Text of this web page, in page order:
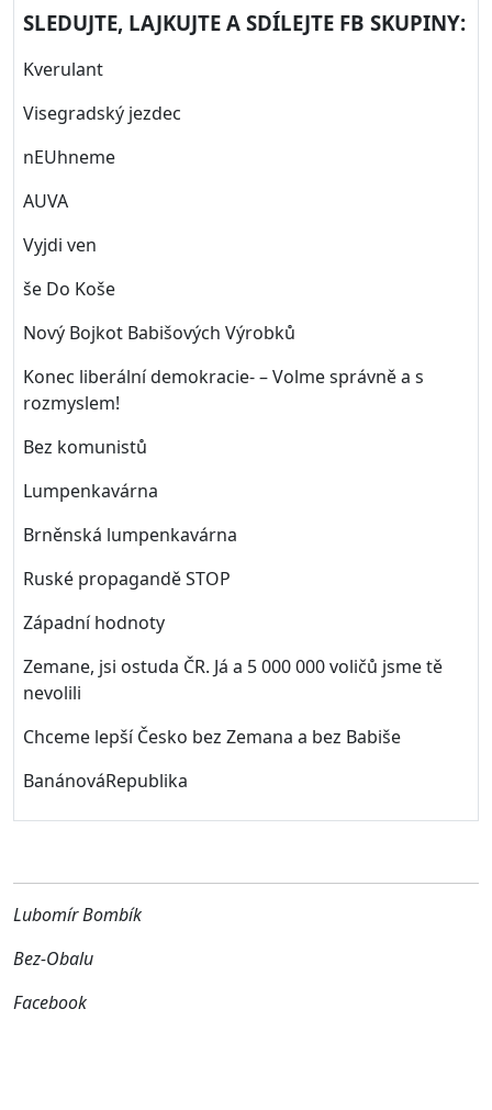
SLEDUJTE, LAJKUJTE A SDÍLEJTE FB SKUPINY:
Kverulant
Visegradský jezdec
nEUhneme
AUVA
Vyjdi ven
še Do Koše
Nový Bojkot Babišových Výrobků
Konec liberální demokracie- – Volme správně a s
rozmyslem!
Bez komunistů
Lumpenkavárna
Brněnská lumpenkavárna
Ruské propagandě STOP
Západní hodnoty
Zemane, jsi ostuda ČR. Já a 5 000 000 voličů jsme tě
nevolili
Chceme lepší Česko bez Zemana a bez Babiše
BanánováRepublika
Lubomír Bombík
Bez-Obalu
Facebook